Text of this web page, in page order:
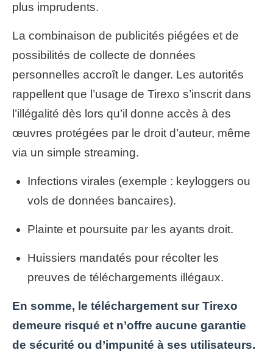
plus imprudents.
La combinaison de publicités piégées et de
possibilités de collecte de données
personnelles accroît le danger. Les autorités
rappellent que l’usage de Tirexo s’inscrit dans
l’illégalité dès lors qu’il donne accès à des
œuvres protégées par le droit d’auteur, même
via un simple streaming.
Infections virales (exemple : keyloggers ou
vols de données bancaires).
Plainte et poursuite par les ayants droit.
Huissiers mandatés pour récolter les
preuves de téléchargements illégaux.
En somme, le téléchargement sur Tirexo
demeure risqué et n’offre aucune garantie
de sécurité ou d’impunité à ses utilisateurs.